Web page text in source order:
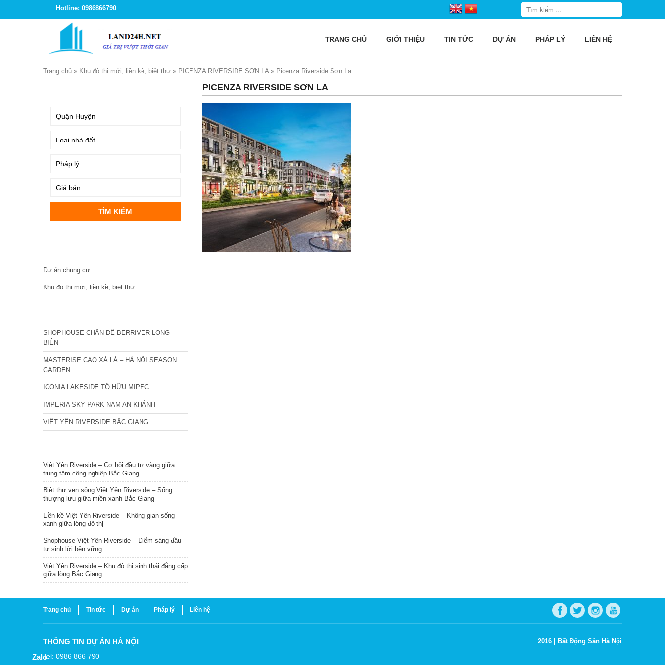
Hotline: 0986866790
TRANG CHỦ GIỚI THIỆU TIN TỨC DỰ ÁN PHÁP LÝ LIÊN HỆ
Trang chủ » Khu đô thị mới, liền kề, biệt thự » PICENZA RIVERSIDE SƠN LA» Picenza Riverside Sơn La
PICENZA RIVERSIDE SƠN LA
Dự án chung cư
Khu đô thị mới, liền kề, biệt thự
SHOPHOUSE CHÂN ĐẾ BERRIVER LONG
BIÊN
MASTERISE CAO XÀ LÁ – HÀ NỘI SEASON
GARDEN
ICONIA LAKESIDE TỐ HỮU MIPEC
IMPERIA SKY PARK NAM AN KHÁNH
VIỆT YÊN RIVERSIDE BẮC GIANG
Việt Yên Riverside – Cơ hội đầu tư vàng giữa
trung tâm công nghiệp Bắc Giang
Biệt thự ven sông Việt Yên Riverside – Sống
thượng lưu giữa miền xanh Bắc Giang
Liền kề Việt Yên Riverside – Không gian sống
xanh giữa lòng đô thị
Shophouse Việt Yên Riverside – Điểm sáng đầu
tư sinh lời bền vững
Việt Yên Riverside – Khu đô thị sinh thái đẳng cấp
giữa lòng Bắc Giang
Trang chủ Tin tức Dự án Pháp lý Liên hệ
THÔNG TIN DỰ ÁN HÀ NỘI
Tel: 0986 866 790
2016 | Bất Động Sản Hà Nội
Zalo